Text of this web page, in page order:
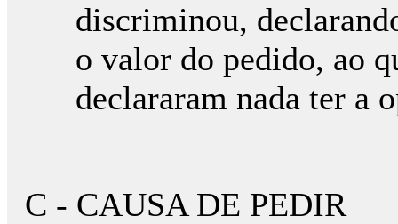
discriminou,
o valor do pedido, ao
declararam nada ter a
C - CAUSA DE PEDIR